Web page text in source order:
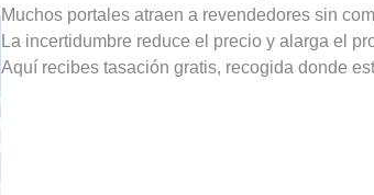
Muchos portales atraen a revendedores sin
La incertidumbre reduce el precio y alarga el
Aquí recibes tasación gratis, recogida donde